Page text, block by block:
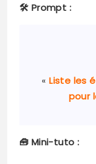
🛠️ Prompt :
« Liste les
pour
🧰 Mini-tuto :